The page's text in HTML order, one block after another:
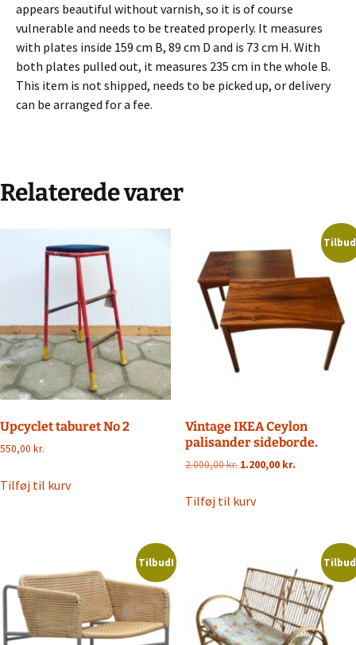
appears beautiful without varnish, so it is of course
vulnerable and needs to be treated properly. It measures
with plates inside 159 cm B, 89 cm D and is 73 cm H. With
both plates pulled out, it measures 235 cm in the whole B.
This item is not shipped, needs to be picked up, or delivery
can be arranged for a fee.
Relaterede varer
Upcyclet taburet No 2
550,00 kr.
Tilføj til kurv
Vintage IKEA Ceylon
palisander sideborde.
2.000,00kr. Den
1.200,00 kr.Den
Tilføj til kurv
Tilbud!